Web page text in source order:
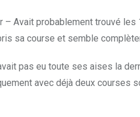
– Avait probablement trouvé les
sa course et semble
pas eu toute ses aises la
avec déjà deux courses